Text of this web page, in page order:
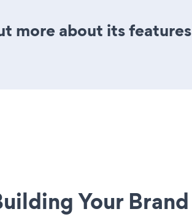
more about its features
Your Brand